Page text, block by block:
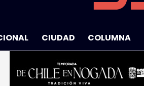
CIUDAD COLUMNA